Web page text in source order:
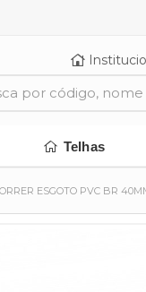
Telhas
ESGOTO PVC BR